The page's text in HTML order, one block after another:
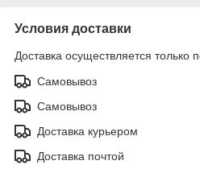
Условия доставки
Доставка осуществляется только
Самовывоз
Самовывоз
Доставка курьером
Доставка почтой